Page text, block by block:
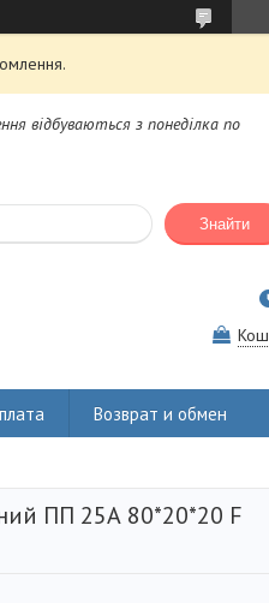
відбуваються з понеділка по
Знайти
Возврат и обмен
ПП 25А 80*20*20 F